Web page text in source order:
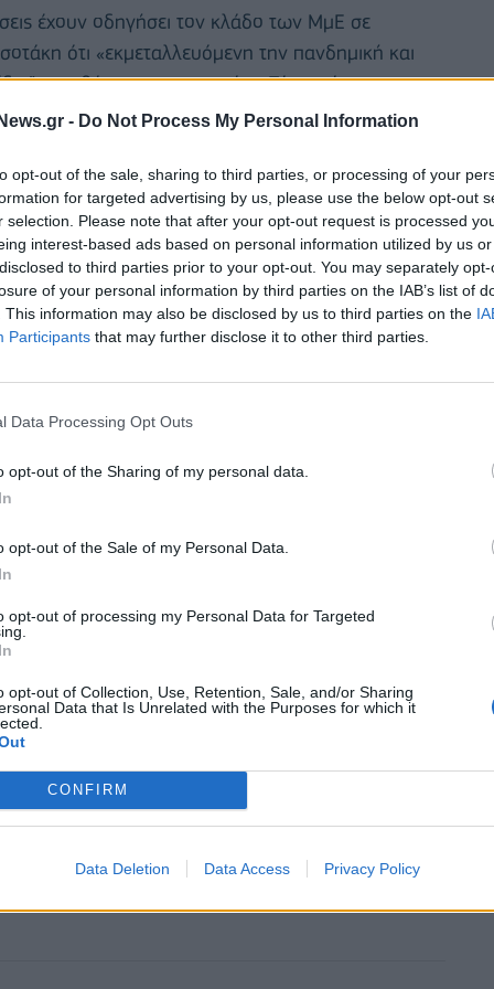
- Do Not Process My Personal Information
opt-out of the sale, sharing to third parties, or processing of your
for targeted advertising by us, please use the below opt-out
selection. Please note that after your opt-out request is processed
interest-based ads based on personal information utilized by us
to third parties prior to your opt-out. You may separately
of your personal information by third parties on the IAB’s list of
This information may also be disclosed by us to third parties on the
Participants that may further disclose it to other third parties.
Data Processing Opt Outs
opt-out of the Sharing of my personal data.
opt-out of the Sale of my Personal Data.
opt-out of processing my Personal Data for Targeted
opt-out of Collection, Use, Retention, Sale, and/or Sharing
Data that Is Unrelated with the Purposes for which it
CONFIRM
Data Deletion Data Access Privacy Policy
έχουν οδηγήσει τον κλάδο των ΜμΕ σε
ότι «εκμεταλλευόμενη την πανδημική και
εκκαθάρισης της αγοράς». Τόνισε ότι «η
με την ενεργοποίηση και της
τα χρηματοδοτικά εργαλεία και τον
θα διατηρήσουν ζωντανή την
του κράτους». Εξέφρασε την πεποίθηση ότι η
τις δύο πλευρές, θα ενισχύσει την οικονομία και
πολιτικές μπορούν να δώσουν λύση και να
η πλευρά του κ. Παππά, στη συζήτηση τέθηκαν
κοινότητα, «με τα κρισιμότερα εξ αυτών να
η οποία μπορεί να αντιμετωπιστεί μόνο με τη
τους στα χρηματοδοτικά εργαλεία, καθώς και
οφειλών των ΜμΕ», ενώ ιδιαίτερη αναφορά
την ενημέρωση που παρείχε ο Γ. Χατζηθεοδοσίου,
και μεσαίες επιχειρήσεις), έχουν υπαχθεί στις
δηλαδή κάτω από το 10%. Σε ό,τι αφορά τη
Επιμελητηρίου Αθηνών, σημείωσε ότι τα
μόνο σε 387 επιχειρήσεις, ενώ σε ό,τι
3,8% των ΜμΕ έχει τη δυνατότητα
Ανάκαμψης και το 6,5% από το ΕΣΠΑ». Ο κ.
παρεμβάσεις για την ενίσχυση της